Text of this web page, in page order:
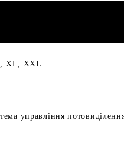
XL, XXL
управління